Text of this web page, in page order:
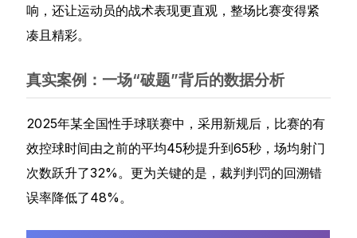
响，还让运动员的战术表现更直观，整场比赛变得紧
凑且精彩。
真实案例：一场“破题”背后的数据分析
2025年某全国性手球联赛中，采用新规后，比赛的有
效控球时间由之前的平均45秒提升到65秒，场均射门
次数跃升了32%。更为关键的是，裁判判罚的回溯错
误率降低了48%。